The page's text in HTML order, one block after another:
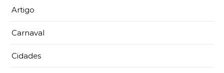
Artigo
Carnaval
Cidades